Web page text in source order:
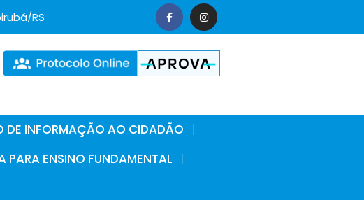
RS
DE INFORMAÇÃO AO CIDADÃO
PARA ENSINO FUNDAMENTAL